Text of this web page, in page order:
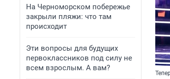
На Черноморском побережье
закрыли пляжи: что там
происходит
Эти вопросы для будущих
первоклассников под силу не
всем взрослым. А вам?